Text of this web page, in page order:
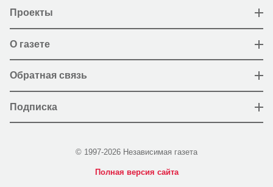
Проекты
О газете
Обратная связь
Подписка
© 1997-2026 Независимая газета
Полная версия сайта